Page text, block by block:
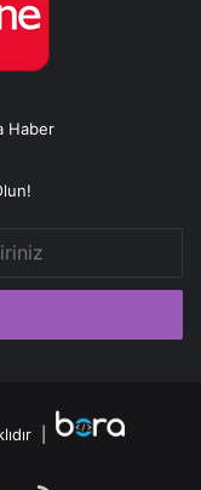
Haber
|